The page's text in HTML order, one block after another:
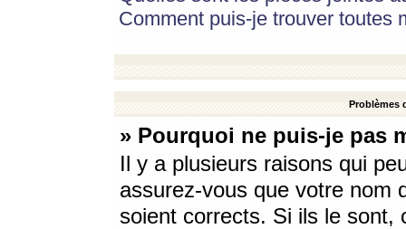
Comment puis-je trouver toutes
Problèmes
» Pourquoi ne puis-je pas
Il y a plusieurs raisons qui
assurez-vous que votre nom
soient corrects. Si ils le sont,